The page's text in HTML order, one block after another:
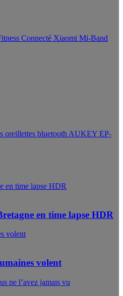
Connecté Xiaomi Mi-Band
oreillettes bluetooth AUKEY EP-
en time lapse HDR
en time lapse HDR
volent
volent
ne l’avez jamais vu